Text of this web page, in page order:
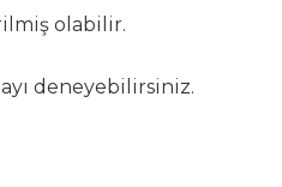
olabilir.
deneyebilirsiniz.